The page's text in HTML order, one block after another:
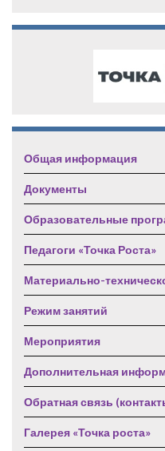
Общая информация
Документы
Образовательные
Педагоги «Точка Роста»
Материально-
Режим занятий
Мероприятия
Дополнительная
Обратная связь
Галерея «Точка роста»